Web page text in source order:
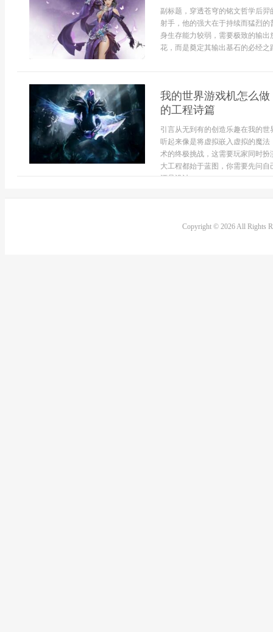
副标题，穿透苍穹的铭文哲学后
射手，他的强大在于持续而猛烈
身生存能力较弱，需要极致的输
花，而是奠定其输出基石的必经之
我的世界游戏机怎么
的工程诗篇
引言从无到有的创造乐趣在我的
听起来像是将虚拟嵌入虚拟的魔
术的终极挑战，这需要玩家同时
大工程都始于蓝图，你需要先问
还是设计一...
Copyright © 2026 All Rights